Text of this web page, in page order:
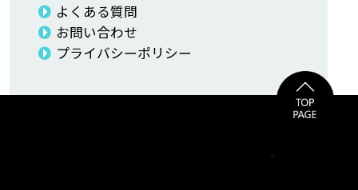
よくある質問
お問い合わせ
プライバシーポリシー